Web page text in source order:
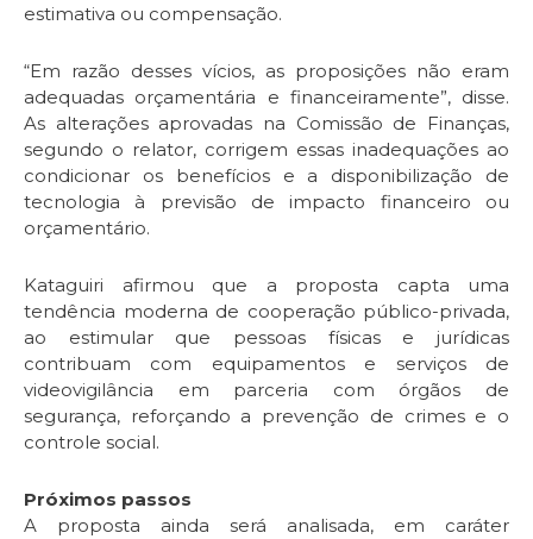
estimativa ou compensação.
“Em razão desses vícios, as proposições não eram
adequadas orçamentária e financeiramente”, disse.
As alterações aprovadas na Comissão de Finanças,
segundo o relator, corrigem essas inadequações ao
condicionar os benefícios e a disponibilização de
tecnologia à previsão de impacto financeiro ou
orçamentário.
Kataguiri afirmou que a proposta capta uma
tendência moderna de cooperação público-privada,
ao estimular que pessoas físicas e jurídicas
contribuam com equipamentos e serviços de
videovigilância em parceria com órgãos de
segurança, reforçando a prevenção de crimes e o
controle social.
Próximos passos
A proposta ainda será analisada, em caráter